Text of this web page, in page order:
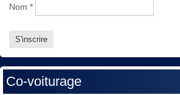
Nom *
Co-voiturage